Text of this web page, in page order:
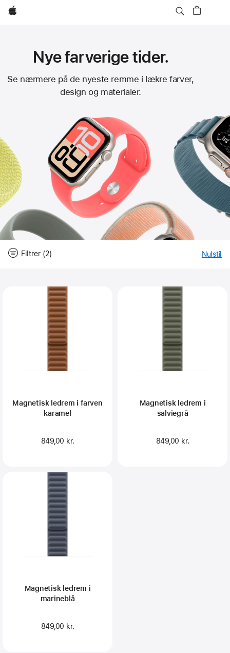
Apple
Apple
remme
Nye farverige tider.
Se nærmere på de nyeste remme i lækre farver,
design og materialer.
Filtrer (2) Nulstil
Magnetisk ledrem i farven
karamel
849,00 kr.
Magnetisk ledrem i
salviegrå
849,00 kr.
Magnetisk ledrem i
marineblå
849,00 kr.